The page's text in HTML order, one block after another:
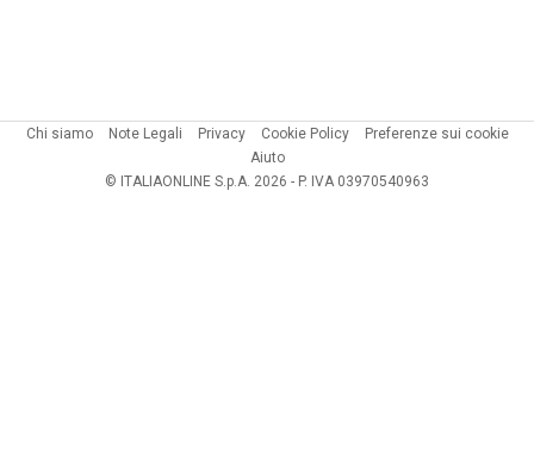
Chi siamo Note Legali Privacy Cookie Policy
Preferenze sui cookie
Aiuto
© ITALIAONLINE S.p.A. 2026 - P. IVA 03970540963